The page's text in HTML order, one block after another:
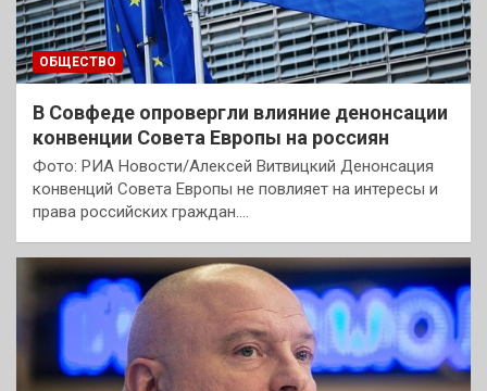
ОБЩЕСТВО
В Совфеде опровергли влияние денонсации
конвенции Совета Европы на россиян
Фото: РИА Новости/Алексей Витвицкий Денонсация
конвенций Совета Европы не повлияет на интересы и
права российских граждан.…